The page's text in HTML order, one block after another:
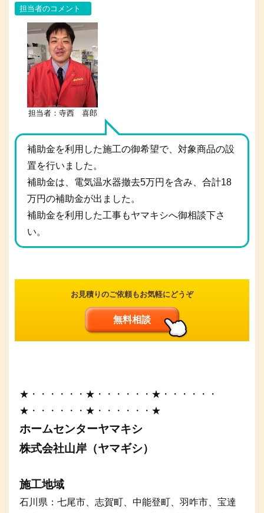
担当者のコメント
担当者：寺西 喜郎
補助金を利用した施工の御希望で、対象商品の設
置を行いました。
補助金は、電気温水器撤去5万円を含み、合計18
万円の補助金が出ました。
補助金を利用した工事もヤマキシへ御相談下さ
い。
お見積りのご依頼もお気軽にどうぞ
無料相談
★・・・・・・★・・・・・・★・・・・・・
★・・・・・・★・・・・・・★
ホームセンターヤマキシ
株式会社山岸（ヤマギシ）
施工地域
石川県：七尾市、志賀町、中能登町、羽咋市、宝達